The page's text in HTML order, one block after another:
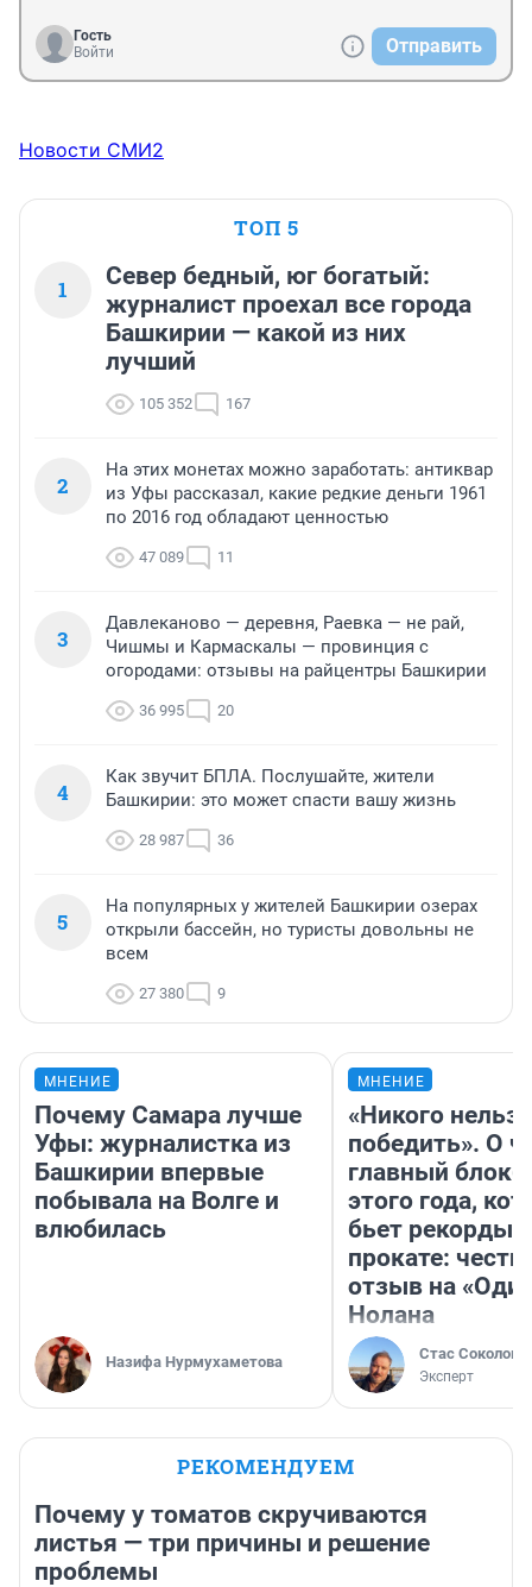
Гость
Войти
Отправить
Новости СМИ2
ТОП 5
1
Север бедный, юг богатый:
журналист проехал все города
Башкирии — какой из них
лучший
105 352 167
2
На этих монетах можно заработать: антиквар
из Уфы рассказал, какие редкие деньги 1961
по 2016 год обладают ценностью
47 089 11
3
Давлеканово — деревня, Раевка — не рай,
Чишмы и Кармаскалы — провинция с
огородами: отзывы на райцентры Башкирии
36 995 20
4
Как звучит БПЛА. Послушайте, жители
Башкирии: это может спасти вашу жизнь
28 987 36
5
На популярных у жителей Башкирии озерах
открыли бассейн, но туристы довольны не
всем
27 380 9
МНЕНИЕ
Почему Самара лучше
Уфы: журналистка из
Башкирии впервые
побывала на Волге и
влюбилась
Назифа Нурмухаметова
МНЕНИЕ
«Никого нельзя
победить». О
главный
этого года,
бьет рекорды в
прокате:
отзыв на
Нолана
Стас Соколов
Эксперт
РЕКОМЕНДУЕМ
Почему у томатов скручиваются
листья — три причины и решение
проблемы